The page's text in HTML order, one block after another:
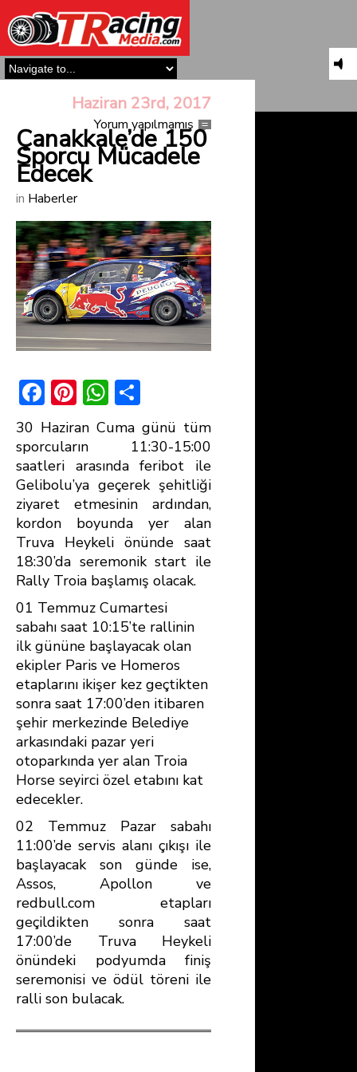
Haziran 23rd, 2017
Yorum yapılmamış
Çanakkale’de 150
Sporcu Mücadele
Edecek
in Haberler
F
ac
e
b
o
ok
Pi
nt
er
e
st
W
h
at
s
A
p
p
h
ar
e
30 Haziran Cuma günü tüm
sporcuların 11:30-15:00
saatleri arasında feribot ile
Gelibolu’ya geçerek şehitliği
ziyaret etmesinin ardından,
kordon boyunda yer alan
Truva Heykeli önünde saat
18:30’da seremonik start ile
Rally Troia başlamış olacak.
01 Temmuz Cumartesi
sabahı saat 10:15’te rallinin
ilk gününe başlayacak olan
ekipler Paris ve Homeros
etaplarını ikişer kez geçtikten
sonra saat 17:00’den itibaren
şehir merkezinde Belediye
arkasındaki pazar yeri
otoparkında yer alan Troia
Horse seyirci özel etabını kat
edecekler.
02 Temmuz Pazar sabahı
11:00’de servis alanı çıkışı ile
başlayacak son günde ise,
Assos, Apollon ve
redbull.com etapları
geçildikten sonra saat
17:00’de Truva Heykeli
önündeki podyumda finiş
seremonisi ve ödül töreni ile
ralli son bulacak.